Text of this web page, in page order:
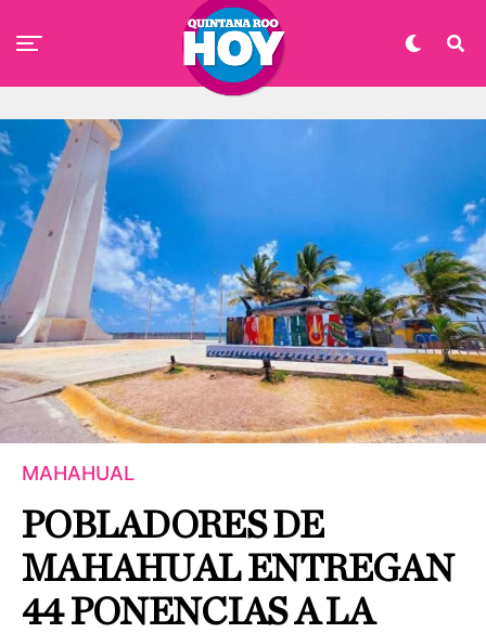
MAHAHUAL
POBLADORES DE
MAHAHUAL ENTREGAN
44 PONENCIAS A LA